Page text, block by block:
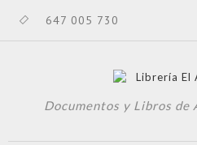
647 005 730
Documentos y Libros de